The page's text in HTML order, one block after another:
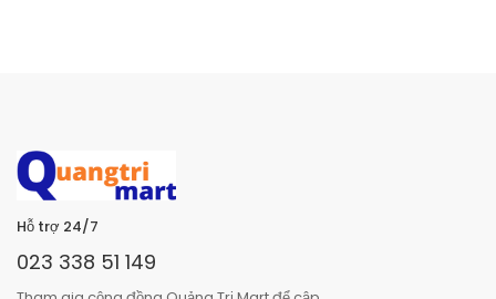
Hỗ trợ 24/7
023 338 51 149